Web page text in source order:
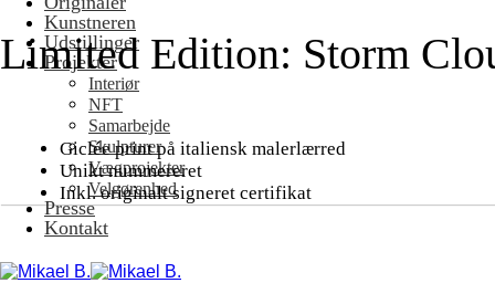
Kunstneren
Udstillinger
Projekter
Interiør
NFT
Samarbejde
Skulpturer
Vægprojekter
Velgørenhed
Presse
Kontakt
Limited Edition: Storm
Giclée print på italiensk malerlærred
Unikt nummereret
Inkl. originalt signeret certifikat